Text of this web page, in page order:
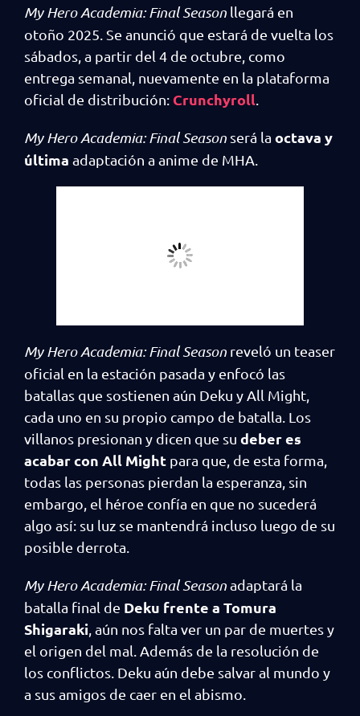
My Hero Academia: Final Season llegará en
otoño 2025. Se anunció que estará de vuelta los
sábados, a partir del 4 de octubre, como
entrega semanal, nuevamente en la plataforma
oficial de distribución: Crunchyroll
My Hero Academia: Final Season será la octava y
última adaptación a anime de MHA.
My Hero Academia: Final Season reveló un teaser
oficial en la estación pasada y enfocó las
batallas que sostienen aún Deku y All Might,
cada uno en su propio campo de batalla. Los
villanos presionan y dicen que su deber es
acabar con All Might para que, de esta forma,
todas las personas pierdan la esperanza, sin
embargo, el héroe confía en que no sucederá
algo así: su luz se mantendrá incluso luego de su
posible derrota.
My Hero Academia: Final Seasonadaptará la
batalla final de Deku frente a Tomura
Shigaraki , aún nos falta ver un par de muertes y
el origen del mal. Además de la resolución de
los conflictos. Deku aún debe salvar al mundo y
a sus amigos de caer en el abismo.